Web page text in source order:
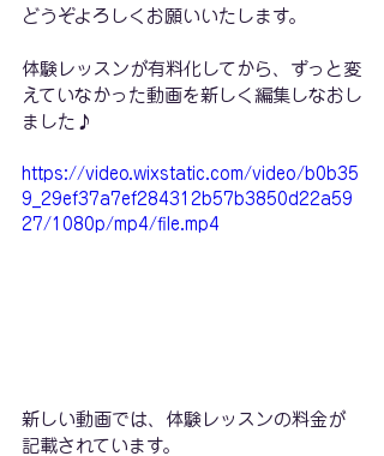
どうぞよろしくお願いいたします。
体験レッスンが有料化してから、ずっと変
えていなかった動画を新しく編集しなおし
ました♪
https://video.wixstatic.com/video/b0b35
9_29ef37a7ef284312b57b3850d22a59
27/1080p/mp4/file.mp4
新しい動画では、体験レッスンの料金が
記載されています。